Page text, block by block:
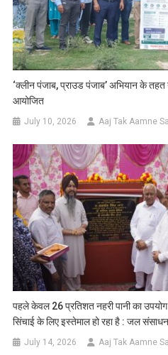
‘क्लीन पंजाब, प्राउड पंजाब’ अभियान के
आयोजित
July 10, 2026 Aaj Tak Aamne
पहले केवल 26 प्रतिशत नहरी पानी का उपयोग
सिंचाई के लिए इस्तेमाल हो रहा है : जल
July 14, 2026 Aaj Tak Aamne